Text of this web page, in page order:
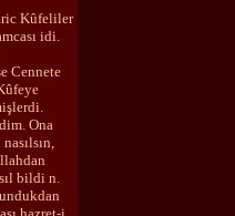
Kûfeliler
idi.
Cennete
Ona
bildi n.